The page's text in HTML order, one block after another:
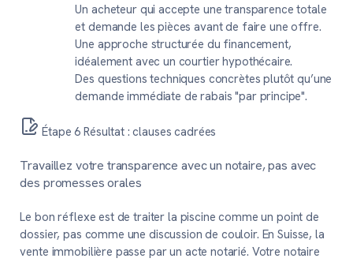
Un acheteur qui accepte une transparence totale
et demande les pièces avant de faire une offre.
Une approche structurée du financement,
idéalement avec un courtier hypothécaire.
Des questions techniques concrètes plutôt qu’une
demande immédiate de rabais "par principe".
Étape 6Résultat : clauses cadrées
Travaillez votre transparence avec un notaire, pas avec
des promesses orales
Le bon réflexe est de traiter la piscine comme un point de
dossier, pas comme une discussion de couloir. En Suisse, la
vente immobilière passe par un acte notarié. Votre notaire